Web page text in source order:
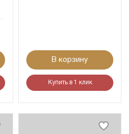
В корзину
Купить в 1 клик